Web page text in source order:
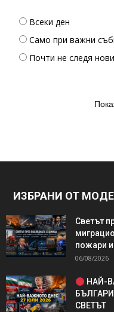
Всеки ден
Само при важни
Почти не следя
ИЗБРАНИ ОТ
Светът
пожари
06/08/2026
НАЙ-
СВЕТЪТ